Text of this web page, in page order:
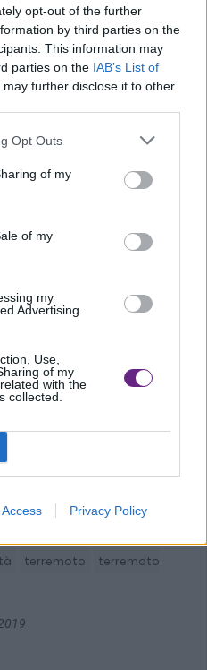
opt-out of the further
by third parties on the
This information may
parties on the IAB’s List of
may further disclose it to other
Opt Outs
of my
of my
my
Advertising.
Use,
of my
with the
collected.
Privacy Policy
per me, anzi sono
hanno lasciato l’auto abbia
Non ho voluto che
io col garage.
la mamma anziana e poi
agli amici mugellani,
che il tuo esempio dia
Del resto siamo alle porte
6 (zona Santa Croce) tel.
terremoto
terremoto